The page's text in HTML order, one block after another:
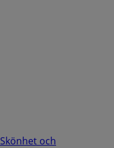
Skönhet och